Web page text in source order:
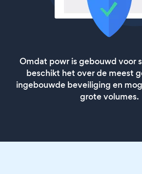
Omdat powr is gebouwd voor
beschikt het over de meest
ingebouwde beveiliging en
grote volumes.